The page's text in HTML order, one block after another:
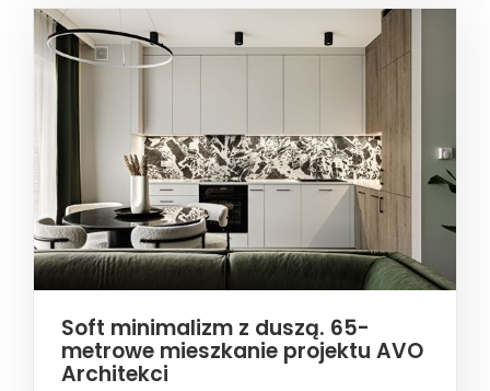
Soft minimalizm z duszą. 65-
metrowe mieszkanie projektu AVO
Architekci